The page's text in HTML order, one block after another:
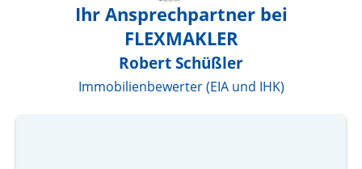
Ihr Ansprechpartner bei
FLEXMAKLER
Robert Schüßler
Immobilienbewerter (EIA und IHK)